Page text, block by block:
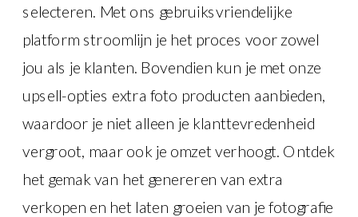
selecteren. Met ons gebruiksvriendelijke
platform stroomlijn je het proces voor zowel
jou als je klanten. Bovendien kun je met onze
upsell-opties extra foto producten aanbieden,
waardoor je niet alleen je klanttevredenheid
vergroot, maar ook je omzet verhoogt. Ontdek
het gemak van het genereren van extra
verkopen en het laten groeien van je fotografie